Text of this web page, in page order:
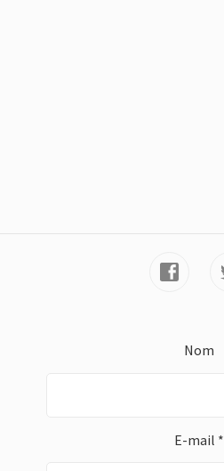
Nom
E-mail *